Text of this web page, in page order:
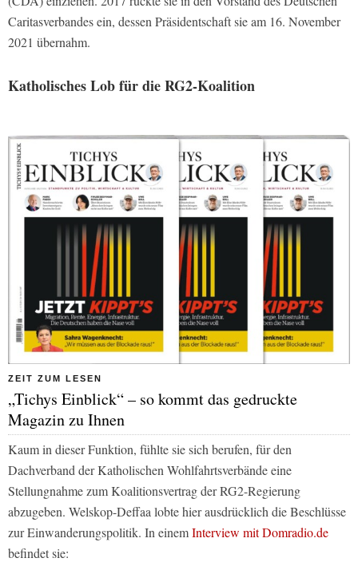
Caritasverbandes ein, dessen Präsidentschaft sie am 16. November
2021 übernahm.
Katholisches Lob für die RG2-Koalition
ZEIT ZUM LESEN
„Tichys Einblick“ – so kommt das gedruckte
Magazin zu Ihnen
Kaum in dieser Funktion, fühlte sie sich berufen, für den
Dachverband der Katholischen Wohlfahrtsverbände eine
Stellungnahme zum Koalitionsvertrag der RG2-Regierung
abzugeben. Welskop-Deffaa lobte hier ausdrücklich die Beschlüsse
zur Einwanderungspolitik. In einemInterview mit Domradio.de
befindet sie: